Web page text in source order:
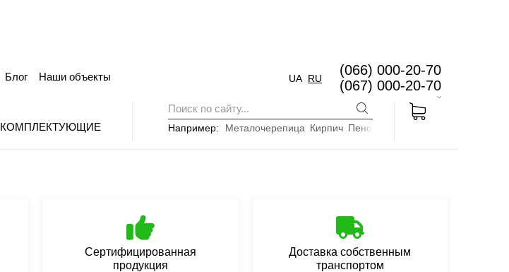
Например: Металочерепица Кирпич Пенопласт
КОМПЛЕКТУЮЩИЕ
(066) 000-20-70
(067) 000-20-70
Блог Наши объекты UA RU
Сертифицированная
продукция
Доставка собственным
транспортом